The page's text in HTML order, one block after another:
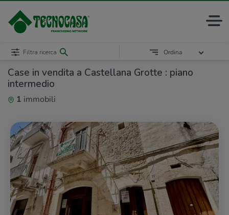
Case in vendita a Castellana Grotte : piano
intermedio
1 immobili
Filtra ricerca Ordina